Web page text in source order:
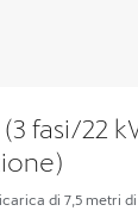
fasi/22
di 7,5 metri